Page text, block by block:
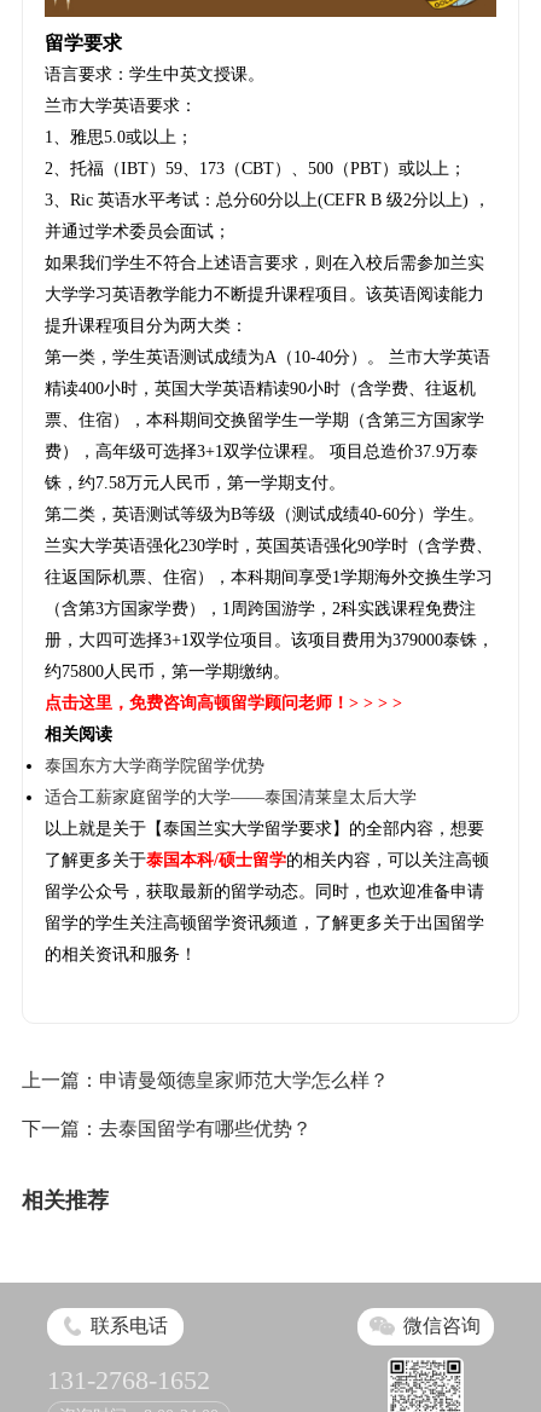
留学要求
语言要求：学生中英文授课。
兰市大学英语要求：
1、雅思5.0或以上；
2、托福（IBT）59、173（CBT）、500（PBT）或以上；
3、Ric 英语水平考试：总分60分以上(CEFR B 级2分以上) ，
并通过学术委员会面试；
如果我们学生不符合上述语言要求，则在入校后需参加兰实
大学学习英语教学能力不断提升课程项目。该英语阅读能力
提升课程项目分为两大类：
第一类，学生英语测试成绩为A（10-40分）。 兰市大学英语
精读400小时，英国大学英语精读90小时（含学费、往返机
票、住宿），本科期间交换留学生一学期（含第三方国家学
费），高年级可选择3+1双学位课程。 项目总造价37.9万泰
铢，约7.58万元人民币，第一学期支付。
第二类，英语测试等级为B等级（测试成绩40-60分）学生。
兰实大学英语强化230学时，英国英语强化90学时（含学费、
往返国际机票、住宿），本科期间享受1学期海外交换生学习
（含第3方国家学费），1周跨国游学，2科实践课程免费注
册，大四可选择3+1双学位项目。该项目费用为379000泰铢，
约75800人民币，第一学期缴纳。
点击这里 ，免费咨询高顿留学顾问老师！> > > >
相关阅读
泰国东方大学商学院留学优势
适合工薪家庭留学的大学——泰国清莱皇太后大学
以上就是关于【泰国兰实大学留学要求】的全部内容，想要
了解更多关于泰国本科/硕士留学的相关内容，可以关注高顿
留学公众号，获取最新的留学动态。同时，也欢迎准备申请
留学的学生关注高顿留学资讯频道，了解更多关于出国留学
的相关资讯和服务！
上一篇： 申请曼颂德皇家师范大学怎么样？
下一篇： 去泰国留学有哪些优势？
相关推荐
联系电话
131-2768-1652
微信咨询